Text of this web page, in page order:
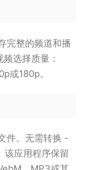
完整的频道和播
选择质量：
或180p。
件。无需转换 -
该应用程序保留